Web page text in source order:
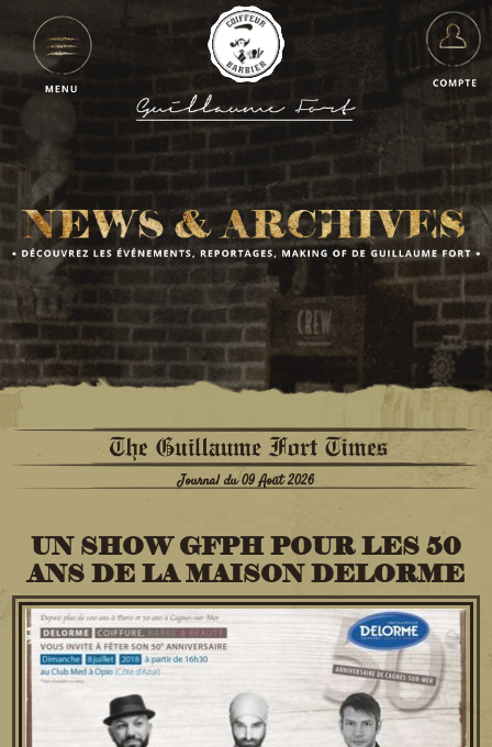
Journal du 09 Août 2026
UN SHOW GFPH POUR LES 50
ANS DE LA MAISON DELORME